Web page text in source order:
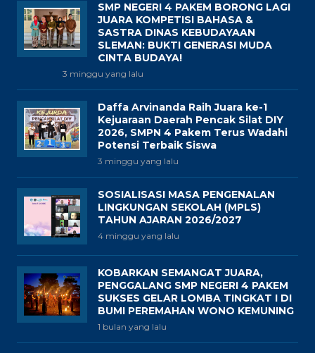
SMP NEGERI 4 PAKEM BORONG LAGI
JUARA KOMPETISI BAHASA &
SASTRA DINAS KEBUDAYAAN
SLEMAN: BUKTI GENERASI MUDA
CINTA BUDAYA!
3 minggu yang lalu
Daffa Arvinanda Raih Juara ke-1
Kejuaraan Daerah Pencak Silat DIY
2026, SMPN 4 Pakem Terus Wadahi
Potensi Terbaik Siswa
3 minggu yang lalu
SOSIALISASI MASA PENGENALAN
LINGKUNGAN SEKOLAH (MPLS)
TAHUN AJARAN 2026/2027
4 minggu yang lalu
KOBARKAN SEMANGAT JUARA,
PENGGALANG SMP NEGERI 4 PAKEM
SUKSES GELAR LOMBA TINGKAT I DI
BUMI PEREMAHAN WONO KEMUNING
1 bulan yang lalu